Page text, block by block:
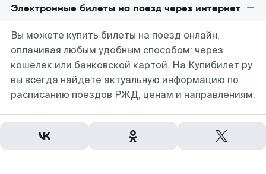
Электронные билеты на поезд через интернет
Вы можете купить билеты на поезд онлайн,
оплачивая любым удобным способом: через
кошелек или банковской картой. На Купибилет.ру
вы всегда найдете актуальную информацию по
расписанию поездов РЖД, ценам и направлениям.